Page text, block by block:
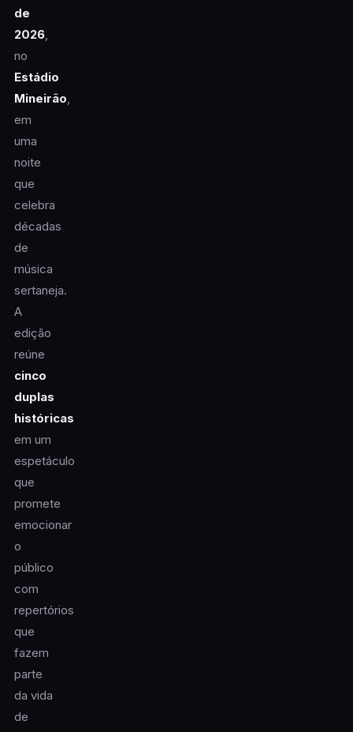
de
2026,
no
Estádio
Mineirão
em
uma
noite
que
celebra
décadas
de
música
sertaneja.
A
edição
reúne
cinco
duplas
históricas
em um
espetáculo
que
promete
emocionar
o
público
com
repertórios
que
fazem
parte
da vida
de